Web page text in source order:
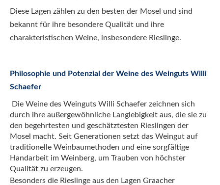
Diese Lagen zählen zu den besten der Mosel und sind
bekannt für ihre besondere Qualität und ihre
charakteristischen Weine, insbesondere Rieslinge.
Philosophie und Potenzial der Weine des Weinguts Willi
Schaefer
Die Weine des Weinguts Willi Schaefer zeichnen sich
durch ihre außergewöhnliche Langlebigkeit aus, die sie zu
den begehrtesten und geschätztesten Rieslingen der
Mosel macht. Seit Generationen setzt das Weingut auf
traditionelle Weinbaumethoden und eine sorgfältige
Handarbeit im Weinberg, um Trauben von höchster
Qualität zu erzeugen.
Besonders die Rieslinge aus den Lagen Graacher